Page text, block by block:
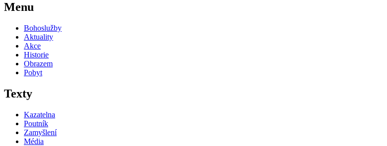
Menu
Bohoslužby
Aktuality
Akce
Historie
Obrazem
Pobyt
Texty
Kazatelna
Poutník
Zamyšlení
Média